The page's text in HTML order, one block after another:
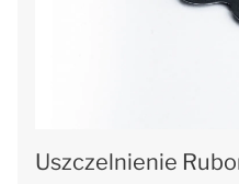
Uszczelnienie